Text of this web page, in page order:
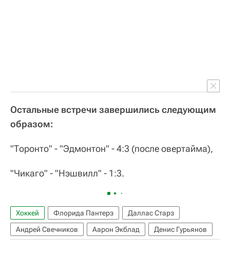
Остальные встречи завершились следующим
образом:
"Торонто" - "Эдмонтон" - 4:3 (после овертайма),
"Чикаго" - "Нэшвилл" - 1:3.
Хоккей Флорида Пантерз
Даллас Старз
Андрей Свечников
Аарон Экблад Денис Гурьянов